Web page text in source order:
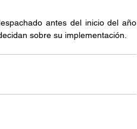
antes del inicio del año
sobre su implementación.